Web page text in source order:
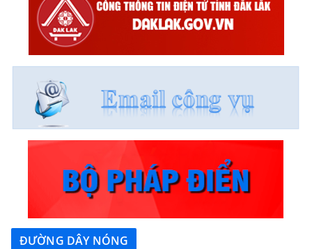
ĐƯỜNG DÂY NÓNG